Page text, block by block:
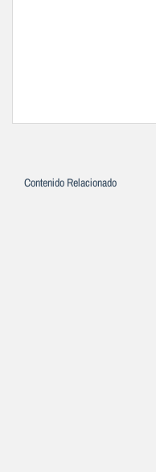
Contenido Relacionado